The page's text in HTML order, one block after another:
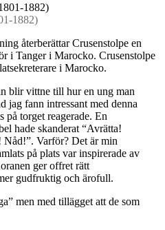
1882)
återberättar Crusenstolpe en
i Tanger i Marocko. Crusenstolpe
i Marocko.
blir vittne till hur en ung man
jag fann intressant med denna
på torget reagerade. En
hade skanderat “Avrätta!
Nåd!”. Varför? Det är min
på plats var inspirerade av
ger offret rätt
gudfruktig och ärofull.
men med tillägget att de som